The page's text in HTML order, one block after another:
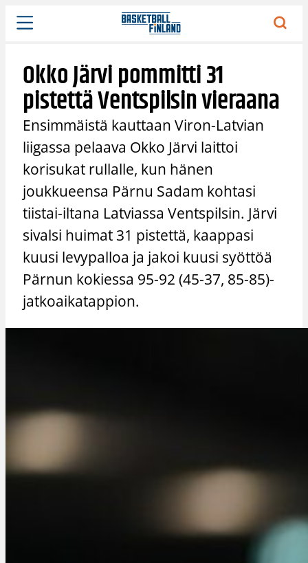
Siirry
sisältöön
Okko Järvi pommitti 31
pistettä Ventspilsin vieraana
Ensimmäistä kauttaan Viron-Latvian
liigassa pelaava Okko Järvi laittoi
korisukat rullalle, kun hänen
joukkueensa Pärnu Sadam kohtasi
tiistai-iltana Latviassa Ventspilsin. Järvi
sivalsi huimat 31 pistettä, kaappasi
kuusi levypalloa ja jakoi kuusi syöttöä
Pärnun kokiessa 95-92 (45-37, 85-85)-
jatkoaikatappion.